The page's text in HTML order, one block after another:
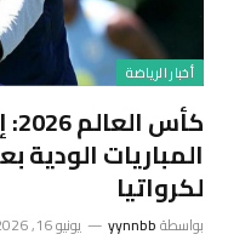
أخبار الرياضة
المباريات الودية
لكرواتيا
بواسطةyynnbb يونيو 16, 2026